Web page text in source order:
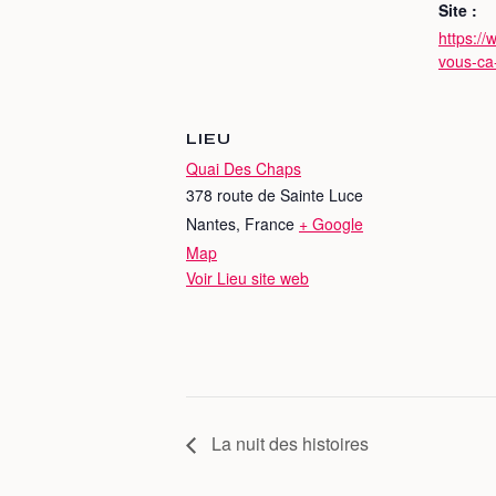
Site :
https://
vous-
LIEU
Quai Des Chaps
378 route de Sainte Luce
Nantes, France + Google
Map
Voir Lieu site web
La nuit des histoires